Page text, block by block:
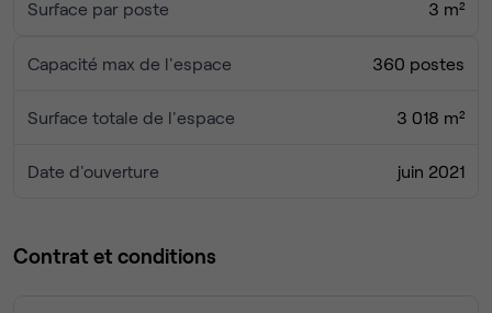
Surface par poste 3 m²
Capacité max de l'espace 360 postes
Surface totale de l'espace 3 018 m²
Date d'ouverture juin 2021
Contrat et conditions